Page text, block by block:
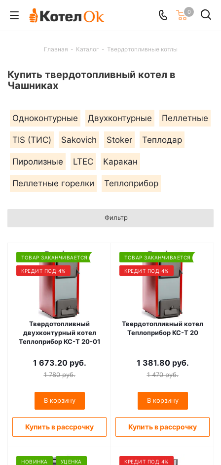
0
Главная - Каталог - Твердотопливные котлы
Купить твердотопливный котел в
Чашниках
Одноконтурные Двухконтурные Пеллетные
TIS (ТИС) Sakovich Stoker Теплодар
Пиролизные LTEC Каракан
Пеллетные горелки Теплоприбор
Фильтр
ТОВАР ЗАКАНЧИВАЕТСЯ
КРЕДИТ ПОД 4%
Твердотопливный
двухконтурный котел
Теплоприбор КС-Т 20-01
1 673.20руб.
1 780руб.
В корзину
Купить в рассрочку
ТОВАР ЗАКАНЧИВАЕТСЯ
КРЕДИТ ПОД 4%
Твердотопливный котел
Теплоприбор КС-Т 20
1 381.80руб.
1 470руб.
В корзину
Купить в рассрочку
НОВИНКА УЦЕНКА КРЕДИТ ПОД 4%